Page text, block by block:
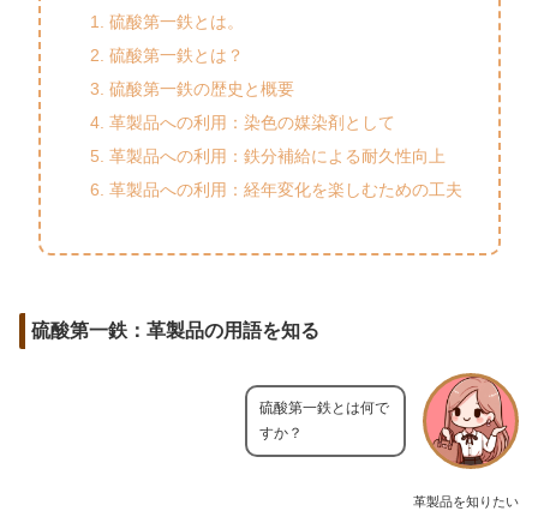
硫酸第一鉄とは。
硫酸第一鉄とは？
硫酸第一鉄の歴史と概要
革製品への利用：染色の媒染剤として
革製品への利用：鉄分補給による耐久性向上
革製品への利用：経年変化を楽しむための工夫
硫酸第一鉄：革製品の用語を知る
革製品を知りたい
硫酸第一鉄とは何で
すか？